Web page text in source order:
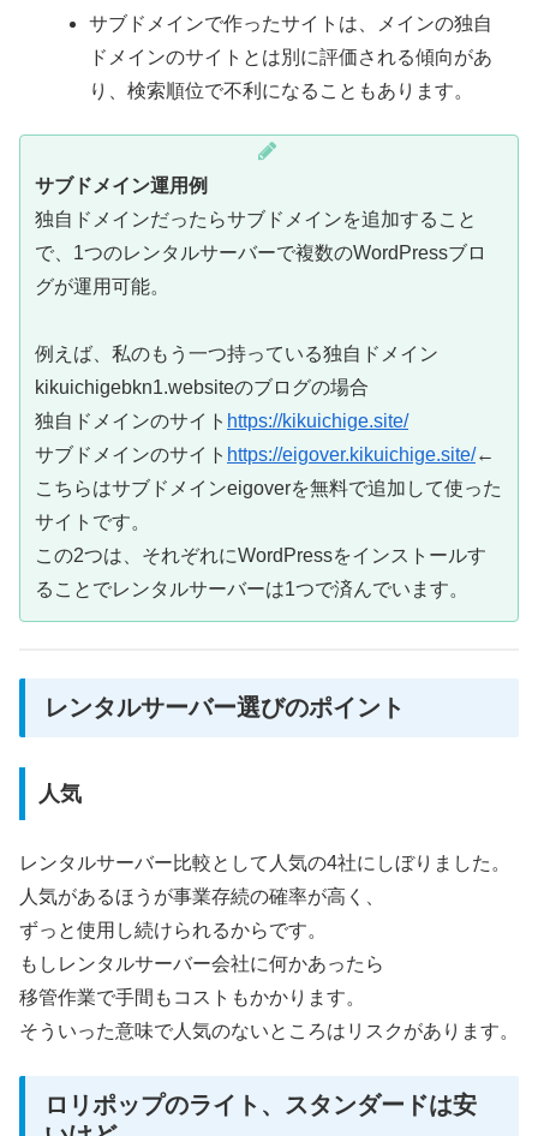
サブドメインで作ったサイトは、メインの独自
ドメインのサイトとは別に評価される傾向があ
り、検索順位で不利になることもあります。
サブドメイン運用例
独自ドメインだったらサブドメインを追加すること
で、1つのレンタルサーバーで複数のWordPressブロ
グが運用可能。
例えば、私のもう一つ持っている独自ドメイン
kikuichigebkn1.websiteのブログの場合
独自ドメインのサイト https://kikuichige.site/
サブドメインのサイト https://eigover.kikuichige.site/←
こちらはサブドメインeigoverを無料で追加して使った
サイトです。
この2つは、それぞれにWordPressをインストールす
ることでレンタルサーバーは1つで済んでいます。
レンタルサーバー選びのポイント
人気
レンタルサーバー比較として人気の4社にしぼりました。
人気があるほうが事業存続の確率が高く、
ずっと使用し続けられるからです。
もしレンタルサーバー会社に何かあったら
移管作業で手間もコストもかかります。
そういった意味で人気のないところはリスクがあります。
ロリポップのライト、スタンダードは安